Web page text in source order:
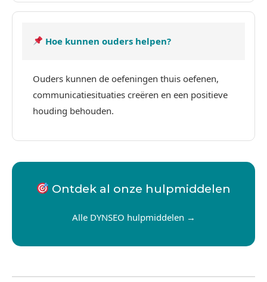
Hoe kunnen ouders helpen?
Ouders kunnen de oefeningen thuis oefenen,
communicatiesituaties creëren en een positieve
houding behouden.
Ontdek al onze hulpmiddelen
Alle DYNSEO hulpmiddelen →